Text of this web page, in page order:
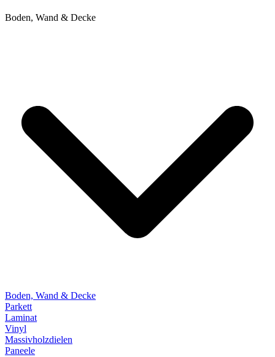
Boden, Wand & Decke
Boden, Wand & Decke
Parkett
Laminat
Vinyl
Massivholzdielen
Paneele